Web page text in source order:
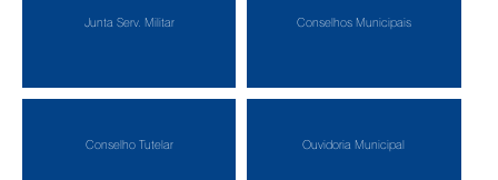
Junta Serv. Militar Conselhos Municipais
Conselho Tutelar Ouvidoria Municipal